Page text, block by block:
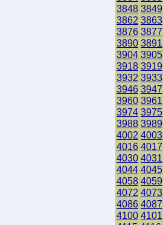
3848 3849
3862 3863
3876 3877
3890 3891
3904 3905
3918 3919
3932 3933
3946 3947
3960 3961
3974 3975
3988 3989
4002 4003
4016 4017
4030 4031
4044 4045
4058 4059
4072 4073
4086 4087
4100 4101